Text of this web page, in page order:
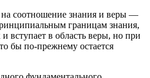
соотношение знания и веры —
границам знания,
вступает в область веры, но при
бы по-прежнему остается